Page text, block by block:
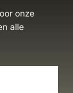
onze
alle